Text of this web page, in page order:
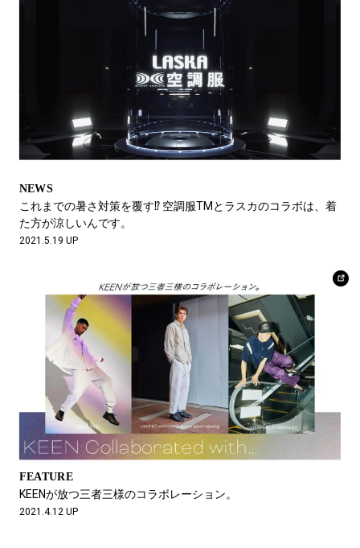
NEWS
これまでの暑さ対策を覆す⁉︎ 空調服TMとラスカのコラボは、着
た方が涼しいんです。
2021.5.19 UP
FEATURE
KEENが放つ三者三様のコラボレーション。
2021.4.12 UP